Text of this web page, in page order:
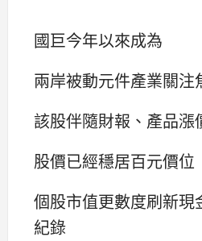
國巨今年以來成為
兩岸被動元件產業關注
該股伴隨財報、產品漲
股價已經穩居百元價位
個股市值更數度刷新現
紀錄